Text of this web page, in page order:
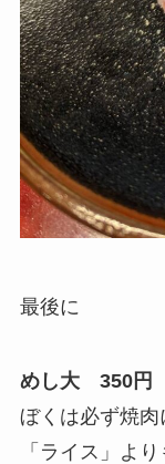
最後に
めし大 350円
ぼくは必ず焼肉
「ライス」よ